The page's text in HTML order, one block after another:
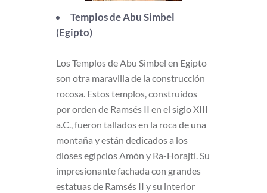
Templos de Abu Simbel
(Egipto)
Los Templos de Abu Simbel en Egipto
son otra maravilla de la construcción
rocosa. Estos templos, construidos
por orden de Ramsés II en el siglo XIII
a.C., fueron tallados en la roca de una
montaña y están dedicados a los
dioses egipcios Amón y Ra-Horajti. Su
impresionante fachada con grandes
estatuas de Ramsés II y su interior